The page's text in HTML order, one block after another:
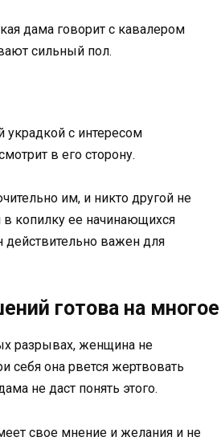
дама говорит с кавалером
сильный пол.
украдкой с интересом
в его сторону.
им, и никто другой не
копилку ее начинающихся
действительно важен для
готова на многое
разрывах, женщина не
себя она рвется жертвовать
не даст понять этого.
свое мнение и желания и не